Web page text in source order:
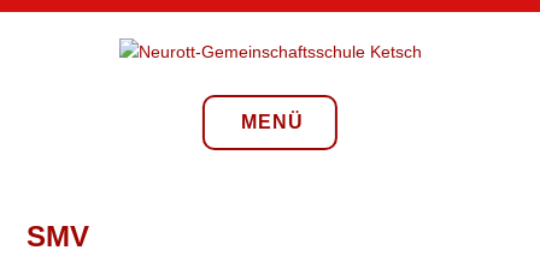
Zum
NEUROTT-
GEMEINSCHAFTSSCHULE
KETSCH
MENÜ
SMV